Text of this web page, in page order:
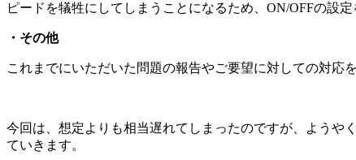
ピードを犠牲にしてしまうことになるため、ON/OFFの設
・その他
これまでにいただいた問題の報告やご要望に対しての対応
今回は、想定よりも相当遅れてしまったのですが、ようや
ていきます。